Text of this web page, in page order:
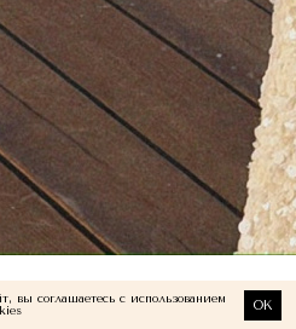
вы соглашаетесь с использованием
OK